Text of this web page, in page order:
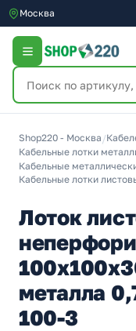
Москва
Shop220 - Москва /
Кабельные лотки
Кабельные
Кабельные лотки
Лоток
металла
100-3